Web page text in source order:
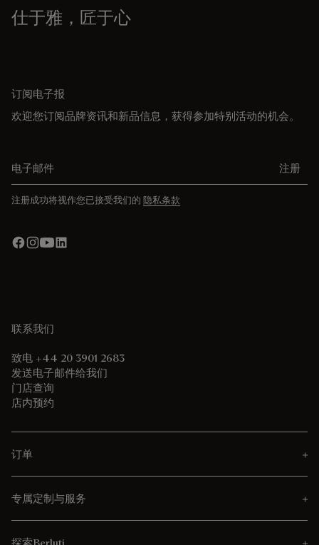
仕于雅，匠于心
订阅电子报
欢迎您订阅品牌资讯和新品信息，获得参加特别活动的机会。
注册
注册成功将视作您已接受我们的 隐私条款
联系我们
致电 +44 20 3901 2683
发送电子邮件给我们
门店查询
店内预约
订单
专属定制与服务